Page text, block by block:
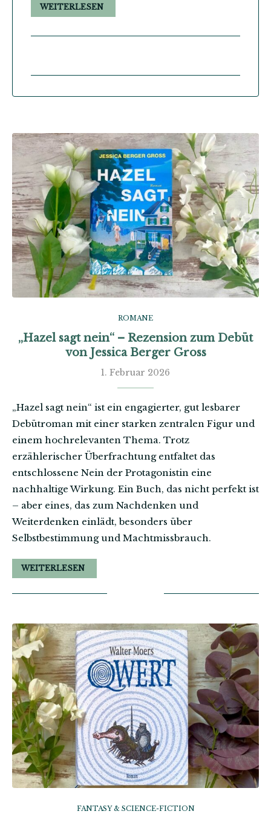
WEITERLESEN
ROMANE
„Hazel sagt nein“ – Rezension zum Debüt
von Jessica Berger Gross
1. Februar 2026
„Hazel sagt nein“ ist ein engagierter, gut lesbarer
Debütroman mit einer starken zentralen Figur und
einem hochrelevanten Thema. Trotz
erzählerischer Überfrachtung entfaltet das
entschlossene Nein der Protagonistin eine
nachhaltige Wirkung. Ein Buch, das nicht perfekt ist
– aber eines, das zum Nachdenken und
Weiterdenken einlädt, besonders über
Selbstbestimmung und Machtmissbrauch.
WEITERLESEN
FANTASY & SCIENCE-FICTION